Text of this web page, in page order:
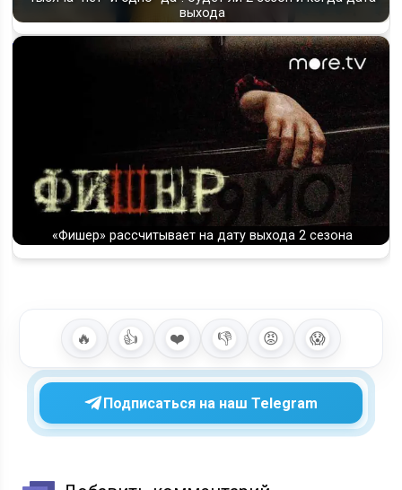
выхода
«Фишер» рассчитывает на дату выхода 2 сезона
🔥 👍 ❤️ 👎 😡 😱
Подписаться на наш Telegram